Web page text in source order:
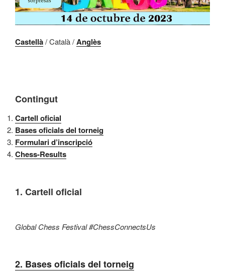
Castellà/ Català /Anglès
Contingut
Cartell oficial
Bases oficials del torneig
Formulari d’inscripció
Chess-Results
1. Cartell oficial
Global Chess Festival #ChessConnectsUs
2. Bases oficials del torneig